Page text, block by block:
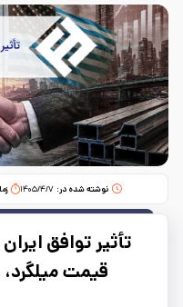
نوشته شده در: ۱۴۰۵/۴/۷
تأثیر توافق ایران
قیمت